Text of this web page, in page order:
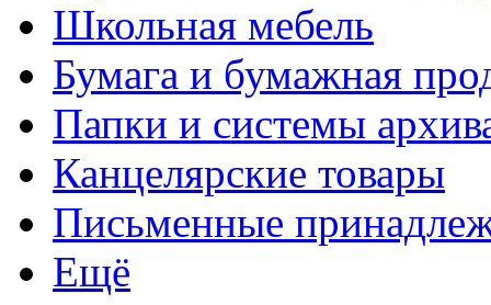
Школьная мебель
Бумага и бумажная
Папки и системы
Канцелярские товары
Письменные
Ещё